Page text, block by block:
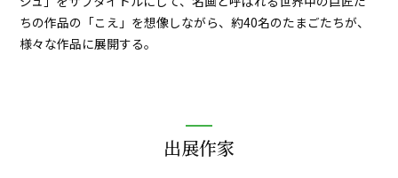
ちの作品の「こえ」を想像しながら、約40名のたまごたちが、
様々な作品に展開する。
出展作家